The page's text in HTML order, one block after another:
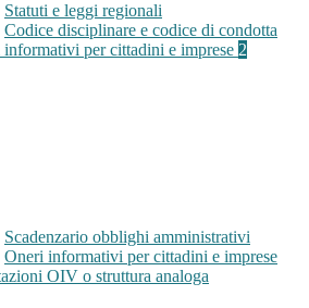
Statuti e leggi regionali
Codice disciplinare e codice di condotta
informativi per cittadini e imprese 2
Scadenzario obblighi amministrativi
Oneri informativi per cittadini e imprese
OIV o struttura analoga